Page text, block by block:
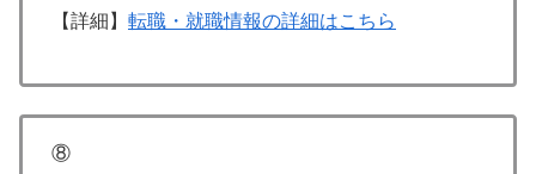
【詳細】 転職・就職情報の詳細はこちら
⑧